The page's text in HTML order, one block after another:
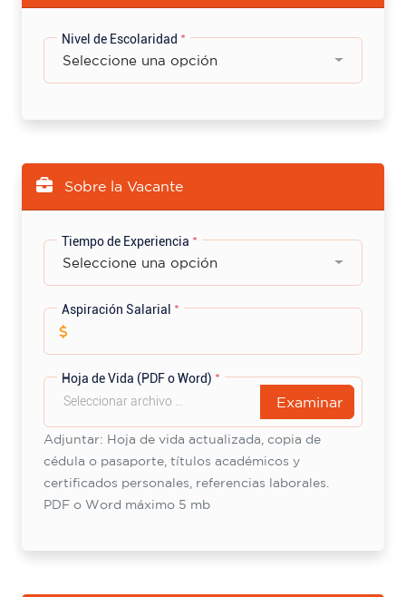
Nivel de Escolaridad *
Seleccione una opción
Sobre la Vacante
Tiempo de Experiencia *
Seleccione una opción
Aspiración Salarial *
Hoja de Vida (PDF o Word) *
Examinar
Adjuntar: Hoja de vida actualizada, copia de
cédula o pasaporte, títulos académicos y
certificados personales, referencias laborales.
PDF o Word máximo 5 mb